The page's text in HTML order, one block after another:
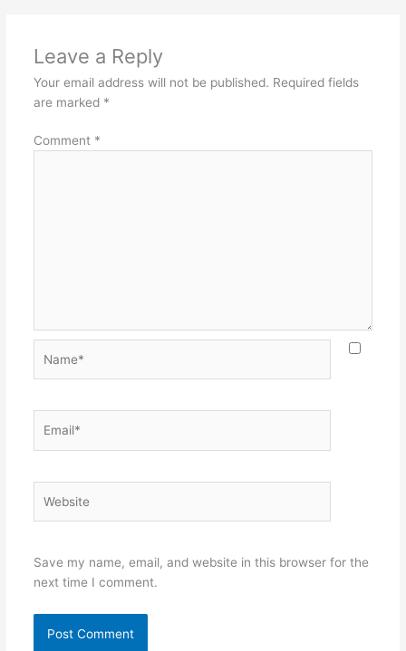
Leave a Reply
Your email address will not be published. Required fields
are marked *
Comment *
Save my name, email, and website in this browser for the
next time I comment.